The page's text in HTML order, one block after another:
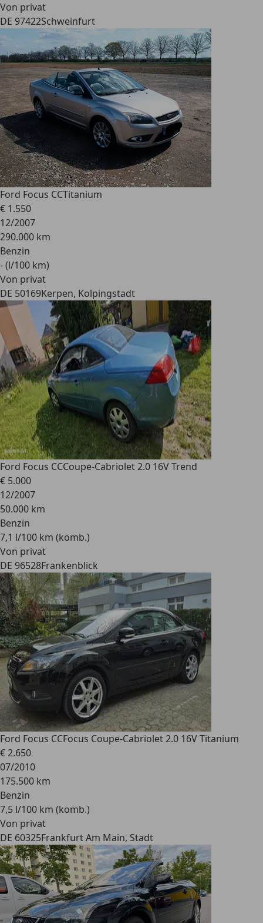
Von privat
DE 97422Schweinfurt
Ford Focus CCTitanium
€ 1.550
12/2007
290.000 km
Benzin
- (l/100 km)
Von privat
DE 50169Kerpen, Kolpingstadt
Ford Focus CCCoupe-Cabriolet 2.0 16V Trend
€ 5.000
12/2007
50.000 km
Benzin
7,1 l/100 km (komb.)
Von privat
DE 96528Frankenblick
Ford Focus CCFocus Coupe-Cabriolet 2.0 16V Titanium
€ 2.650
07/2010
175.500 km
Benzin
7,5 l/100 km (komb.)
Von privat
DE 60325Frankfurt Am Main, Stadt